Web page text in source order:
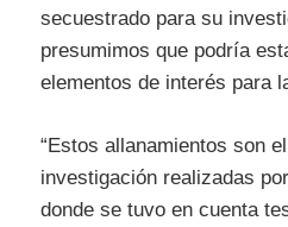
secuestrado para su
presumimos que podría
elementos de interés para
“Estos allanamientos son
investigación realizadas
donde se tuvo en cuenta